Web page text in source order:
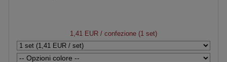
1,41 EUR / confezione (1 set)